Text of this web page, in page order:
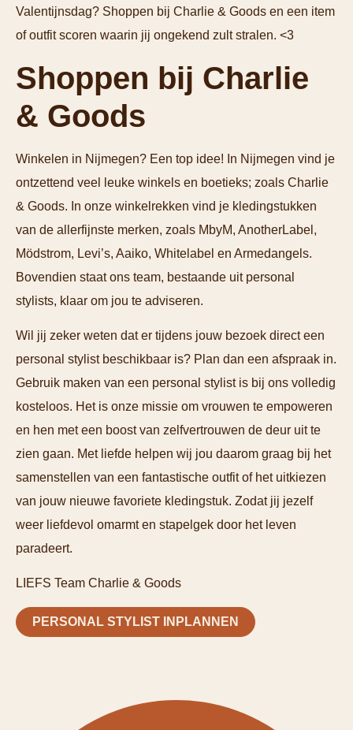
Valentijnsdag? Shoppen bij Charlie & Goods en een item
of outfit scoren waarin jij ongekend zult stralen. <3
Shoppen bij Charlie
& Goods
Winkelen in Nijmegen? Een top idee! In Nijmegen vind je
ontzettend veel leuke winkels en boetieks; zoals Charlie
& Goods. In onze winkelrekken vind je kledingstukken
van de allerfijnste merken, zoals MbyM, AnotherLabel,
Mödstrom, Levi’s, Aaiko, Whitelabel en Armedangels.
Bovendien staat ons team, bestaande uit personal
stylists, klaar om jou te adviseren.
Wil jij zeker weten dat er tijdens jouw bezoek direct een
personal stylist beschikbaar is? Plan dan een afspraak in.
Gebruik maken van een personal stylist is bij ons volledig
kosteloos. Het is onze missie om vrouwen te empoweren
en hen met een boost van zelfvertrouwen de deur uit te
zien gaan. Met liefde helpen wij jou daarom graag bij het
samenstellen van een fantastische outfit of het uitkiezen
van jouw nieuwe favoriete kledingstuk. Zodat jij jezelf
weer liefdevol omarmt en stapelgek door het leven
paradeert.
LIEFS Team Charlie & Goods
PERSONAL STYLIST INPLANNEN